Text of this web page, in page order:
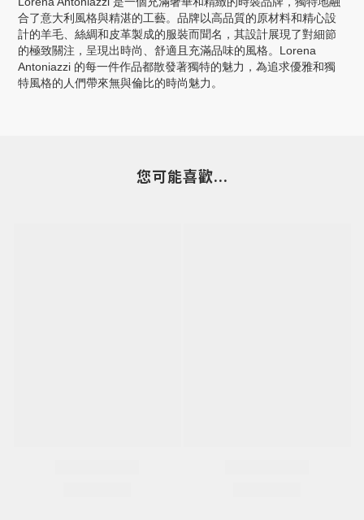
合了意大利風格與精湛的工藝。品牌以高品質的原材料和精心設
計的羊毛、絲綢和皮革製成的服裝而聞名，其設計展現了對細節
的極致關注，呈現出時尚、舒適且充滿品味的風格。 Lorena
Antoniazzi 的每一件作品都散發著獨特的魅力，為追求優雅和獨
特風格的人們帶來無與倫比的時尚魅力。
您可能喜歡...